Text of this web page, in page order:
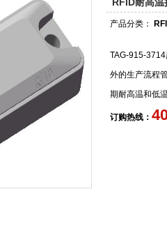
产品分类：
TAG-915-
外的生产流程
期耐高温和低
订购热线：